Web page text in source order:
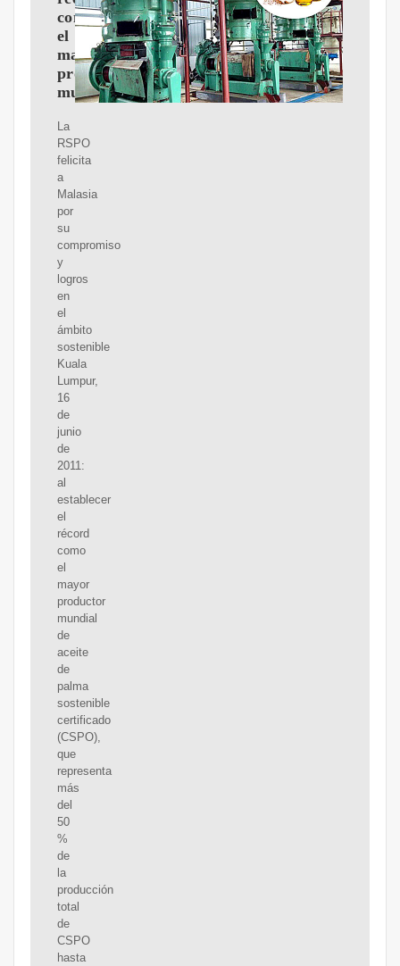
como
el
mayor
productor
mundial
La
RSPO
felicita
a
Malasia
por
su
compromiso
y
logros
en
el
ámbito
sostenible
Kuala
Lumpur,
16
de
junio
de
2011:
al
establecer
el
récord
como
el
mayor
productor
mundial
de
aceite
de
palma
sostenible
certificado
(CSPO),
que
representa
más
del
50
%
de
la
producción
total
de
CSPO
hasta